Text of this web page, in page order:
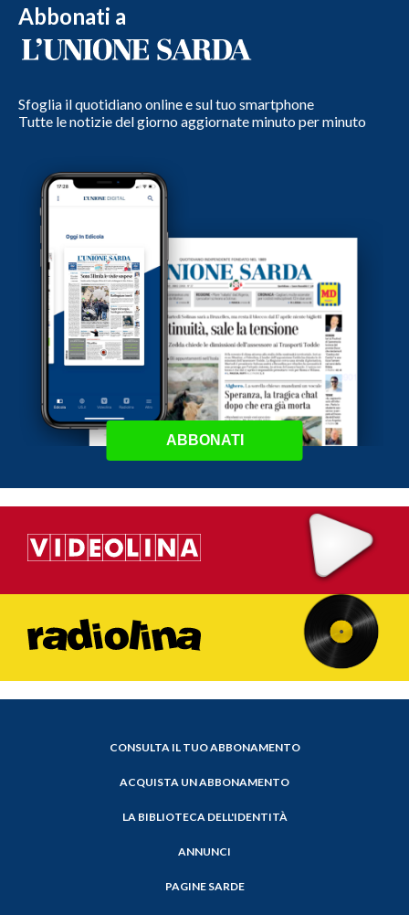
Abbonati a
Sfoglia il quotidiano online e sul tuo smartphone
Tutte le notizie del giorno aggiornate minuto per minuto
ABBONATI
CONSULTA IL TUO ABBONAMENTO
ACQUISTA UN ABBONAMENTO
LA BIBLIOTECA DELL'IDENTITÀ
ANNUNCI
PAGINE SARDE